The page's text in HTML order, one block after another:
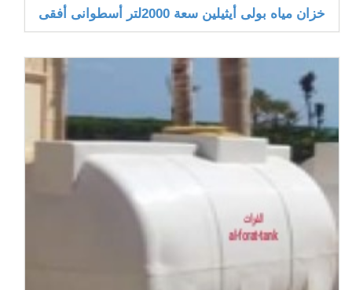
خزان مياه بولى أيثيلين سعة 2000لتر أسطوانى أفقى